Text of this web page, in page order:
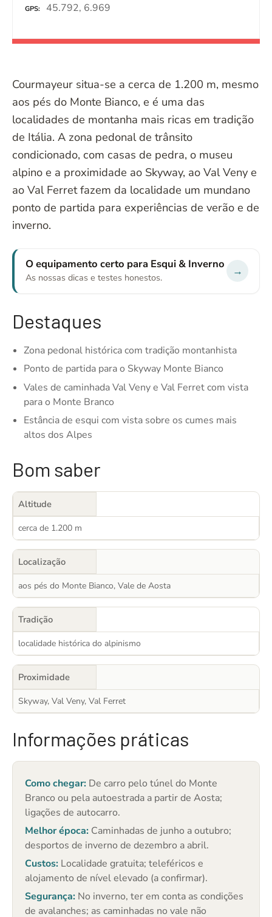
GPS 45.792, 6.969
Courmayeur situa-se a cerca de 1.200 m, mesmo
aos pés do Monte Bianco, e é uma das
localidades de montanha mais ricas em tradição
de Itália. A zona pedonal de trânsito
condicionado, com casas de pedra, o museu
alpino e a proximidade ao Skyway, ao Val Veny e
ao Val Ferret fazem da localidade um mundano
ponto de partida para experiências de verão e de
inverno.
O equipamento certo para Esqui & Inverno
As nossas dicas e testes honestos. →
Destaques
Zona pedonal histórica com tradição montanhista
Ponto de partida para o Skyway Monte Bianco
Vales de caminhada Val Veny e Val Ferret com vista
para o Monte Branco
Estância de esqui com vista sobre os cumes mais
altos dos Alpes
Bom saber
Altitude
cerca de 1.200 m
Localização
aos pés do Monte Bianco, Vale de Aosta
Tradição
localidade histórica do alpinismo
Proximidade
Skyway, Val Veny, Val Ferret
Informações práticas
Como chegar: De carro pelo túnel do Monte
Branco ou pela autoestrada a partir de Aosta;
ligações de autocarro.
Melhor época: Caminhadas de junho a outubro;
desportos de inverno de dezembro a abril.
Custos: Localidade gratuita; teleféricos e
alojamento de nível elevado (a confirmar).
Segurança: No inverno, ter em conta as condições
de avalanches; as caminhadas no vale não